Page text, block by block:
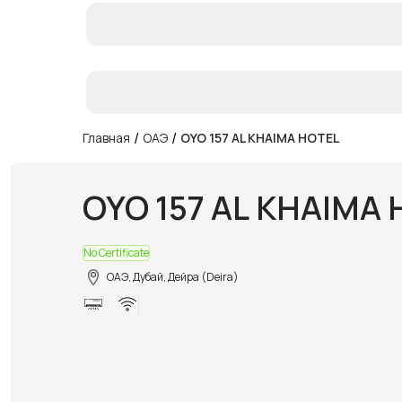
Главная / ОАЭ / OYO 157 AL KHAIMA HOTEL
OYO 157 AL KHAIMA
No Certificate
ОАЭ, Дубай, Дейра (Deira)